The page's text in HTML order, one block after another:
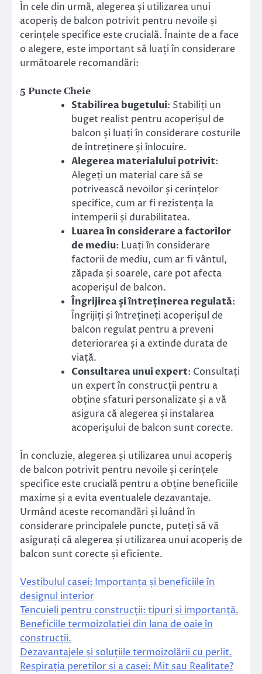
În cele din urmă, alegerea și utilizarea unui
acoperiș de balcon potrivit pentru nevoile și
cerințele specifice este crucială. Înainte de a face
o alegere, este important să luați în considerare
următoarele recomandări:
5 Puncte Cheie
Stabilirea bugetului: Stabiliți un
buget realist pentru acoperișul de
balcon și luați în considerare costurile
de întreținere și înlocuire.
Alegerea materialului potrivit:
Alegeți un material care să se
potrivească nevoilor și cerințelor
specifice, cum ar fi rezistența la
intemperii și durabilitatea.
Luarea în considerare a factorilor
de mediu: Luați în considerare
factorii de mediu, cum ar fi vântul,
zăpada și soarele, care pot afecta
acoperișul de balcon.
Îngrijirea și întreținerea regulată:
Îngrijiți și întrețineți acoperișul de
balcon regulat pentru a preveni
deteriorarea și a extinde durata de
viață.
Consultarea unui expert: Consultați
un expert în construcții pentru a
obține sfaturi personalizate și a vă
asigura că alegerea și instalarea
acoperișului de balcon sunt corecte.
În concluzie, alegerea și utilizarea unui acoperiș
de balcon potrivit pentru nevoile și cerințele
specifice este crucială pentru a obține beneficiile
maxime și a evita eventualele dezavantaje.
Urmând aceste recomandări și luând în
considerare principalele puncte, puteți să vă
asigurați că alegerea și utilizarea unui acoperiș de
balcon sunt corecte și eficiente.
Vestibulul casei: Importanța și beneficiile în
designul interior
Tencuieli pentru construcții: tipuri și importanță.
Beneficiile termoizolației din lana de oaie în
construcții.
Dezavantajele și soluțiile termoizolării cu perlit.
Respirația peretilor și a casei: Mit sau Realitate?